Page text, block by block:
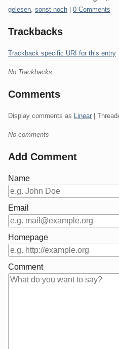
Categories:
gelesen sonst noch 0 Comments
Trackbacks
Trackback specific URI for this entry
No Trackbacks
Comments
Display comments as Linear |
No comments
Add Comment
Name
Email
Homepage
Comment